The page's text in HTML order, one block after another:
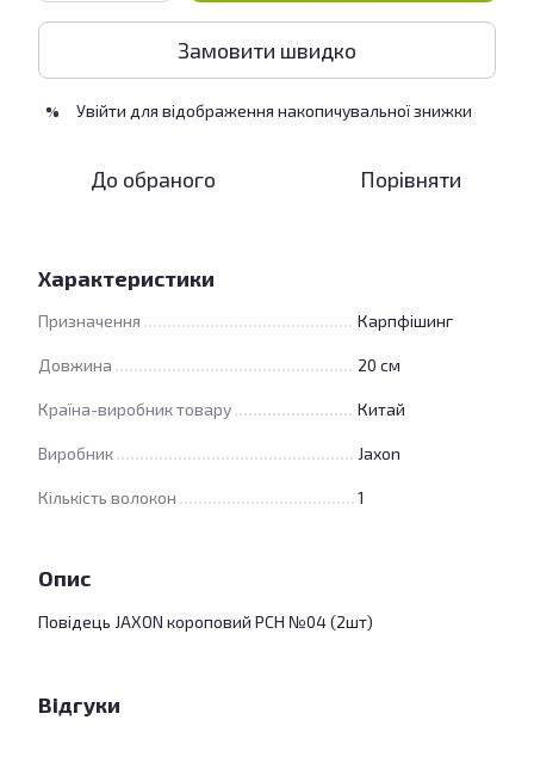
Замовити швидко
% Увійти для відображення накопичувальної знижки
До обраного Порівняти
Характеристики
Призначення Карпфішинг
Довжина 20 см
Країна-виробник товару Китай
Виробник Jaxon
Кількість волокон 1
Опис
Повідець JAXON короповий PCH №04 (2шт)
Відгуки